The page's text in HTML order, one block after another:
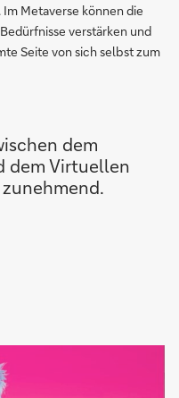
Metaverse können die
verstärken und
Seite von sich selbst zum
dem
dem Virtuellen